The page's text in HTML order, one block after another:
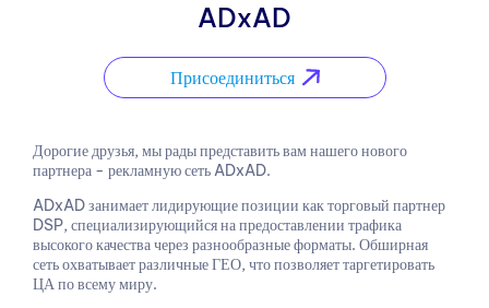
ADxAD
Присоединиться
Дорогие друзья, мы рады представить вам нашего нового
партнера - рекламную сеть ADxAD.
ADxAD занимает лидирующие позиции как торговый партнер
DSP, специализирующийся на предоставлении трафика
высокого качества через разнообразные форматы. Обширная
сеть охватывает различные ГЕО, что позволяет таргетировать
ЦА по всему миру.